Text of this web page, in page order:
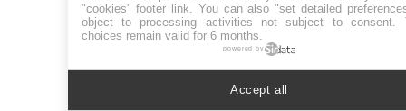
"cookies" footer link . You can also "set detailed
object to processing activities not subject to consent.
choices remain valid for 6 months.
powered by
Accept all